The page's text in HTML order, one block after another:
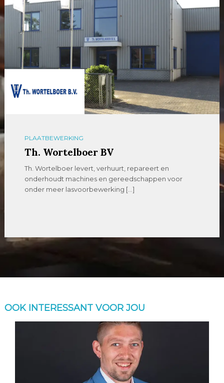
PLAATBEWERKING
Th. Wortelboer BV
Th. Wortelboer levert, verhuurt, repareert en
onderhoudt machines en gereedschappen voor
onder meer lasvoorbewerking […]
OOK INTERESSANT VOOR JOU